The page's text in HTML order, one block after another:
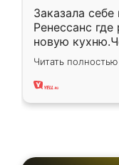
Заказала
Ренессанс
новую
вполне
два года,
Читать полностью